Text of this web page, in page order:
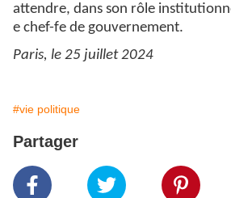
attendre, dans son rôle
e chef-fe de gouvernement.
Paris, le 25 juillet 2024
#vie politique
Partager